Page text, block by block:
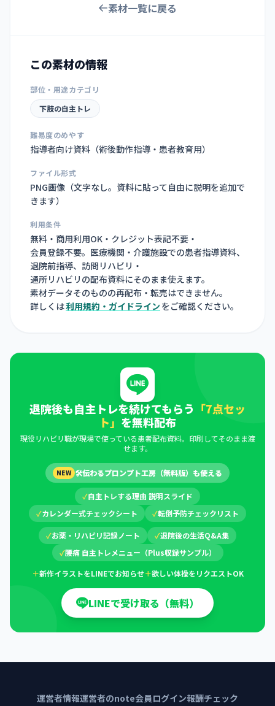
素材一覧に戻る
この素材の情報
部位・用途カテゴリ
下肢の自主トレ
難易度のめやす
指導者向け資料（術後動作指導・患者教育用）
ファイル形式
PNG画像（文字なし。資料に貼って自由に説明を追加で
きます）
利用条件
無料・商用利用OK・クレジット表記不要・
会員登録不要。医療機関・介護施設での患者指導資料、
退院前指導、訪問リハビリ・
通所リハビリの配布資料にそのまま使えます。
素材データそのものの再配布・転売はできません。
詳しくは利用規約・ガイドライン をご確認ください。
退院後も自主トレを続けてもらう 「7点セッ
ト」 を無料配布
現役リハビリ職が現場で使っている患者配布資料。印刷してそのまま渡
せます。
NEW 🛠伝わるプロンプト工房（無料版）も使える
✓自主トレする理由 説明スライド
✓カレンダー式チェックシート ✓転倒予防チェックリスト
✓お薬・リハビリ記録ノート ✓退院後の生活Q&A集
✓腰痛 自主トレメニュー（Plus収録サンプル）
＋新作イラストをLINEでお知らせ＋欲しい体操をリクエストOK
LINEで受け取る（無料）
運営者情報運営者のnote会員ログイン報酬チェック